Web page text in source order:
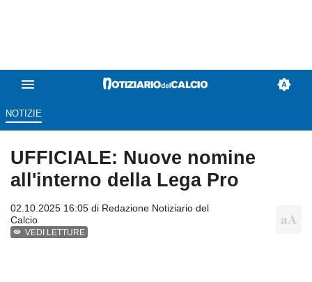
NOTIZIE
UFFICIALE: Nuove nomine
all'interno della Lega Pro
02.10.2025 16:05 di Redazione Notiziario del
Calcio
VEDI LETTURE